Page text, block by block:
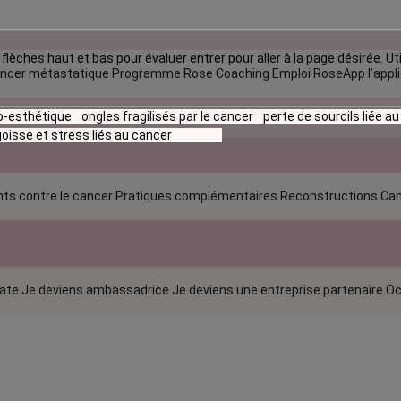
métastatique Programme Rose Coaching Emploi RoseApp
contre le cancer Pratiques complémentaires Reconstructions
Je deviens ambassadrice Je deviens une entreprise partenaire
haut et bas pour évaluer entrer pour aller à la page désirée.
esthétique ongles fragilisés par le cancer
perte de sourcils liée
et stress liés au cancer